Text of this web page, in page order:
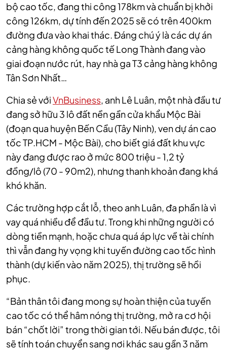
bộ cao tốc, đang thi công 178km và chuẩn bị khởi
công 126km, dự tính đến 2025 sẽ có trên 400km
đường đưa vào khai thác. Đáng chú ý là các dự án
cảng hàng không quốc tế Long Thành đang vào
giai đoạn nước rút, hay nhà ga T3 cảng hàng không
Tân Sơn Nhất…
Chia sẻ vớiVnBusiness, anh Lê Luân, một nhà đầu tư
đang sở hữu 3 lô đất nền gần cửa khẩu Mộc Bài
(đoạn qua huyện Bến Cầu (Tây Ninh), ven dự án cao
tốc TP.HCM - Mộc Bài), cho biết giá đất khu vực
này đang được rao ở mức 800 triệu - 1,2 tỷ
đồng/lô (70 - 90m2), nhưng thanh khoản đang khá
khó khăn.
Các trường hợp cắt lỗ, theo anh Luân, đa phần là vì
vay quá nhiều để đầu tư. Trong khi những người có
dòng tiền mạnh, hoặc chưa quá áp lực về tài chính
thì vẫn đang hy vọng khi tuyến đường cao tốc hình
thành (dự kiến vào năm 2025), thị trường sẽ hồi
phục.
“Bản thân tôi đang mong sự hoàn thiện của tuyến
cao tốc có thể hâm nóng thị trường, mở ra cơ hội
bán “chốt lời” trong thời gian tới. Nếu bán được, tôi
sẽ tính toán chuyển sang nơi khác sau gần 3 năm